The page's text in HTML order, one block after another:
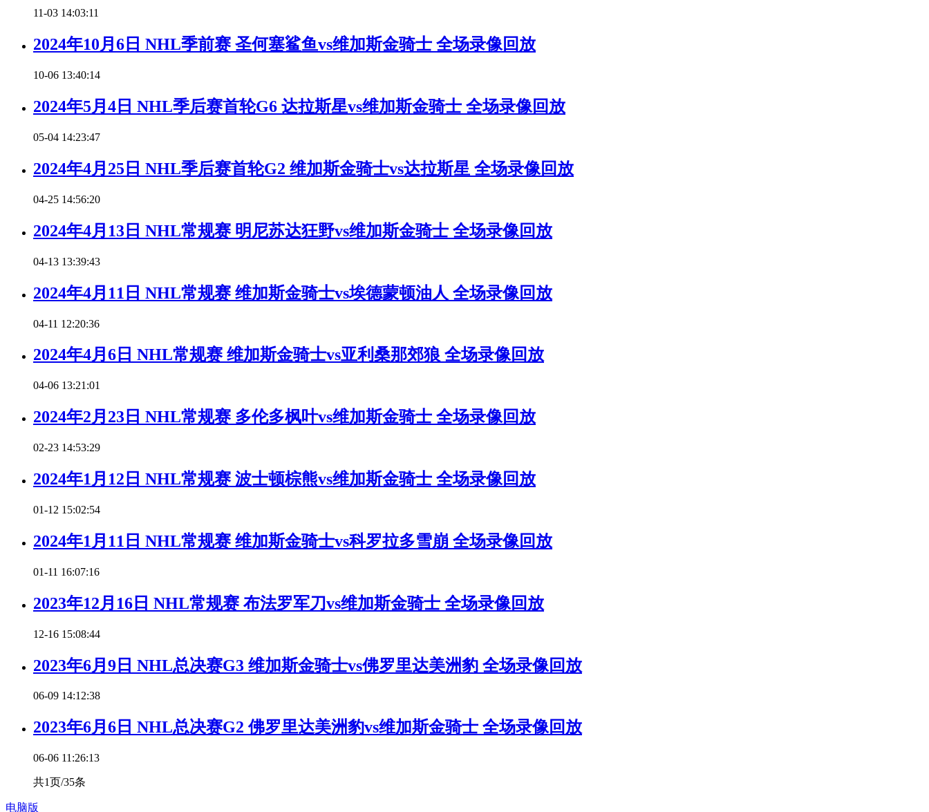
11-03 14:03:11
2024年10月6日 NHL季前赛 圣何塞鲨鱼vs维加斯金骑士 全场录像回放
10-06 13:40:14
2024年5月4日 NHL季后赛首轮G6 达拉斯星vs维加斯金骑士 全场录像回放
05-04 14:23:47
2024年4月25日 NHL季后赛首轮G2 维加斯金骑士vs达拉斯星 全场录像回放
04-25 14:56:20
2024年4月13日 NHL常规赛 明尼苏达狂野vs维加斯金骑士 全场录像回放
04-13 13:39:43
2024年4月11日 NHL常规赛 维加斯金骑士vs埃德蒙顿油人 全场录像回放
04-11 12:20:36
2024年4月6日 NHL常规赛 维加斯金骑士vs亚利桑那郊狼 全场录像回放
04-06 13:21:01
2024年2月23日 NHL常规赛 多伦多枫叶vs维加斯金骑士 全场录像回放
02-23 14:53:29
2024年1月12日 NHL常规赛 波士顿棕熊vs维加斯金骑士 全场录像回放
01-12 15:02:54
2024年1月11日 NHL常规赛 维加斯金骑士vs科罗拉多雪崩 全场录像回放
01-11 16:07:16
2023年12月16日 NHL常规赛 布法罗军刀vs维加斯金骑士 全场录像回放
12-16 15:08:44
2023年6月9日 NHL总决赛G3 维加斯金骑士vs佛罗里达美洲豹 全场录像回放
06-09 14:12:38
2023年6月6日 NHL总决赛G2 佛罗里达美洲豹vs维加斯金骑士 全场录像回放
06-06 11:26:13
共1页/35条
电脑版